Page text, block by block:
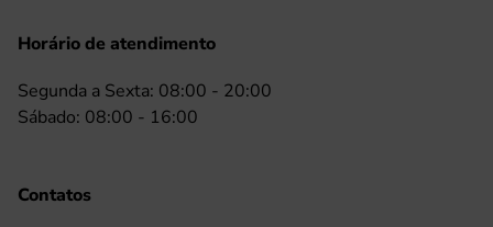
Horário de atendimento
Segunda a Sexta: 08:00 - 20:00
Sábado: 08:00 - 16:00
Contatos